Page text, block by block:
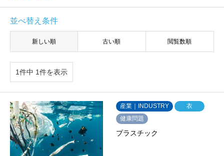
並べ替え条件
新しい順 古い順 閲覧数順
1件中 1件を表示
産業｜INDUSTRY
衣
健康問題
プラスチック